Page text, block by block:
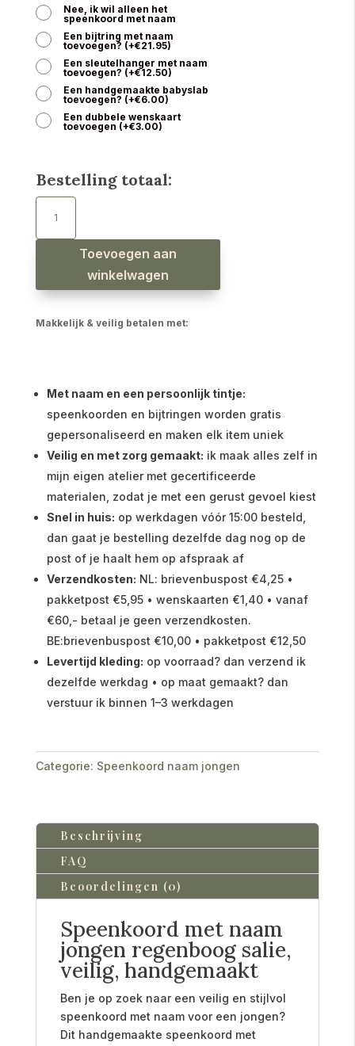
Nee, ik wil alleen het
speenkoord met naam
Een bijtring met naam
toevoegen? (+€21.95)
Een sleutelhanger met naam
toevoegen? (+€12.50)
Een handgemaakte babyslab
toevoegen? (+€6.00)
Een dubbele wenskaart
toevoegen (+€3.00)
Bestelling totaal:
Speenkoord
naam
regenboog
Toevoegen aan
winkelwagen
Makkelijk & veilig betalen met:
Met naam en een persoonlijk tintje:
speenkoorden en bijtringen worden gratis
gepersonaliseerd en maken elk item uniek
Veilig en met zorg gemaakt: ik maak alles zelf in
mijn eigen atelier met gecertificeerde
materialen, zodat je met een gerust gevoel kiest
Snel in huis: op werkdagen vóór 15:00 besteld,
dan gaat je bestelling dezelfde dag nog op de
post of je haalt hem op afspraak af
Verzendkosten: NL: brievenbuspost €4,25 •
pakketpost €5,95 • wenskaarten €1,40 • vanaf
€60,- betaal je geen verzendkosten.
BE:brievenbuspost €10,00 • pakketpost €12,50
Levertijd kleding: op voorraad? dan verzend ik
dezelfde werkdag • op maat gemaakt? dan
verstuur ik binnen 1–3 werkdagen
Categorie: Speenkoord naam jongen
Beschrijving
FAQ
Beoordelingen (0)
Speenkoord met naam
jongen regenboog salie,
veilig, handgemaakt
Ben je op zoek naar een veilig en stijlvol
speenkoord met naam voor een jongen?
Dit handgemaakte speenkoord met